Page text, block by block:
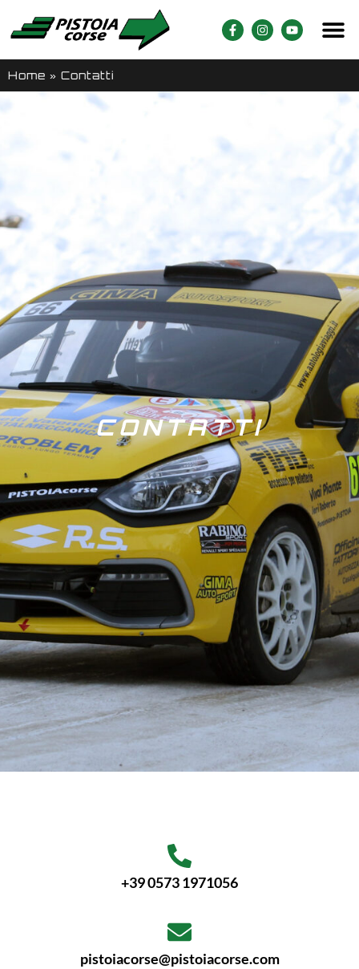
Home » Contatti
CONTATTI
+39 0573 1971056
pistoiacorse@pistoiacorse.com